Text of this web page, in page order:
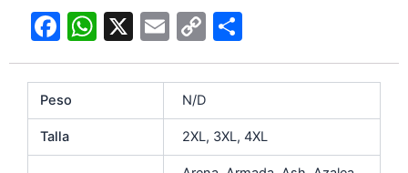
F
a
c
e
b
W
h
at
s
X
E
m
ai
l
C
o
p
y
Li
o
m
p
ar
Peso N/D
Talla 2XL, 3XL, 4XL